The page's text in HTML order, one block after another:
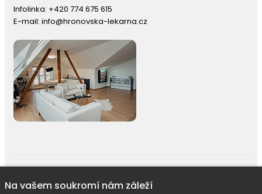
Infolinka: +420 774 675 615
E-mail: info@hronovska-lekarna.cz
Používáme soubory cookie
Na vašem soukromí nám záleží